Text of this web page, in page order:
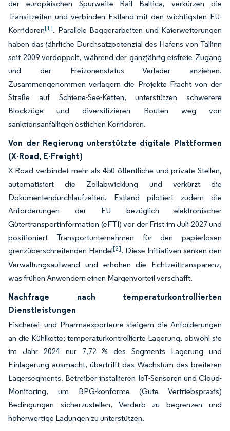
der europäischen Spurweite Rail Baltica, verkürzen die
Transitzeiten und verbinden Estland mit den wichtigsten EU-
Korridoren[1]. Parallele Baggerarbeiten und Kaierweiterungen
haben das jährliche Durchsatzpotenzial des Hafens von Tallinn
seit 2009 verdoppelt, während der ganzjährig eisfreie Zugang
und der Freizonenstatus Verlader anziehen.
Zusammengenommen verlagern die Projekte Fracht von der
Straße auf Schiene-See-Ketten, unterstützen schwerere
Blockzüge und diversifizieren Routen weg von
sanktionsanfälligen östlichen Korridoren.
Von der Regierung unterstützte digitale Plattformen
(X-Road, E-Freight)
X-Road verbindet mehr als 450 öffentliche und private Stellen,
automatisiert die Zollabwicklung und verkürzt die
Dokumentendurchlaufzeiten. Estland pilotiert zudem die
Anforderungen der EU bezüglich elektronischer
Gütertransportinformation (eFTI) vor der Frist im Juli 2027 und
positioniert Transportunternehmen für den papierlosen
grenzüberschreitenden Handel[2]. Diese Initiativen senken den
Verwaltungsaufwand und erhöhen die Echtzeittransparenz,
was frühen Anwendern einen Margenvorteil verschafft.
Nachfrage nach temperaturkontrollierten
Dienstleistungen
Fischerei- und Pharmaexporteure steigern die Anforderungen
an die Kühlkette; temperaturkontrollierte Lagerung, obwohl sie
im Jahr 2024 nur 7,72 % des Segments Lagerung und
Einlagerung ausmacht, übertrifft das Wachstum des breiteren
Lagersegments. Betreiber installieren IoT-Sensoren und Cloud-
Monitoring, um BPG-konforme (Gute Vertriebspraxis)
Bedingungen sicherzustellen, Verderb zu begrenzen und
höherwertige Ladungen zu unterstützen.